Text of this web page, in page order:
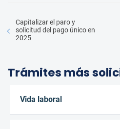
Capitalizar el paro y
solicitud del pago único en
2025
Trámites más
Vida laboral